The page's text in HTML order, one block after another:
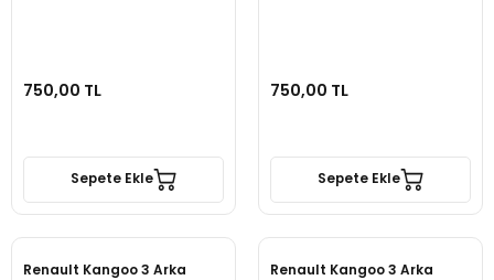
750,00 TL
Sepete Ekle
750,00 TL
Sepete Ekle
Renault Kangoo 3 Arka
Renault Kangoo 3 Arka